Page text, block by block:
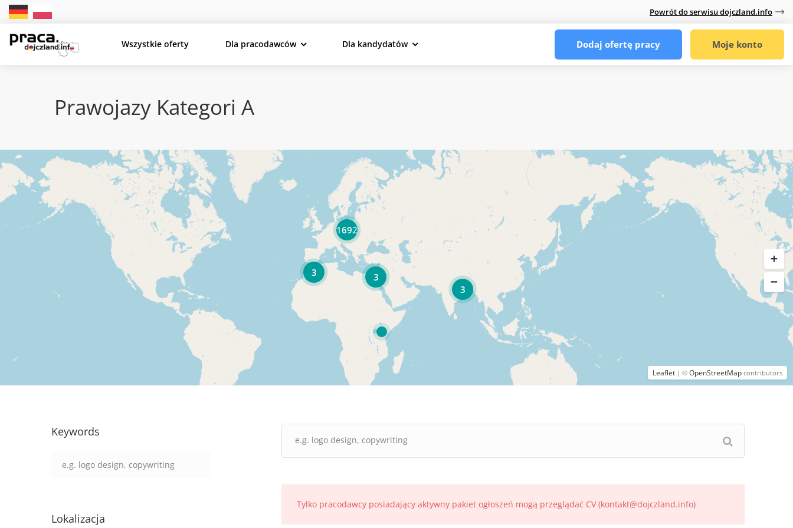
Powrót do serwisu dojczland.info
Wszystkie oferty Dla pracodawców Dla kandydatów Dodaj ofertę pracy Moje konto
Prawojazy Kategori A
3
3
3
1692
Leaflet | © OpenStreetMap contributors
Keywords
Lokalizacja
Tylko pracodawcy posiadający aktywny pakiet ogłoszeń mogą przeglądać CV (kontakt@dojczland.info)